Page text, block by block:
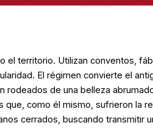
el territorio. Utilizan conventos,
El régimen convierte el
rodeados de una belleza
que, como él mismo, sufrieron la
cerrados, buscando transmitir